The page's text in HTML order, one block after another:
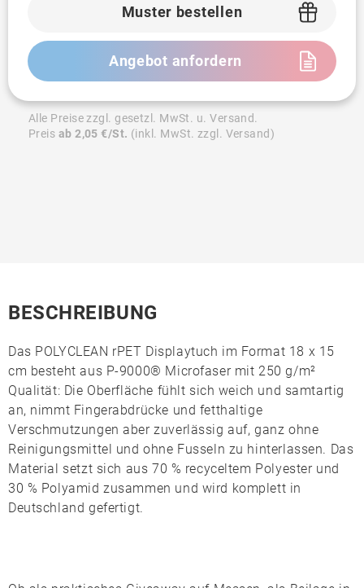
Muster bestellen
Angebot anfordern
Alle Preise zzgl. gesetzl. MwSt. u. Versand.
Preis ab 2,05 €/St. (inkl. MwSt. zzgl. Versand)
BESCHREIBUNG
Das POLYCLEAN rPET Displaytuch im Format 18 x 15
cm besteht aus P-9000® Microfasermit 250 g/m²
Qualität: Die Oberfläche fühlt sich weich und samtartig
an, nimmt Fingerabdrücke und fetthaltige
Verschmutzungen aber zuverlässig auf, ganz ohne
Reinigungsmittel und ohne Fusseln zu hinterlassen. Das
Material setzt sich aus 70 % recyceltem Polyester und
30 % Polyamid zusammen und wird komplett in
Deutschland gefertigt.